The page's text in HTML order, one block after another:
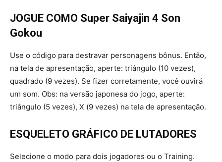
JOGUE COMO Super Saiyajin 4 Son
Gokou
Use o código para destravar personagens bônus. Então,
na tela de apresentação, aperte: triângulo (10 vezes),
quadrado (9 vezes). Se fizer corretamente, você ouvirá
um som. Obs: na versão japonesa do jogo, aperte:
triângulo (5 vezes), X (9 vezes) na tela de apresentação.
ESQUELETO GRÁFICO DE LUTADORES
Selecione o modo para dois jogadores ou o Training.